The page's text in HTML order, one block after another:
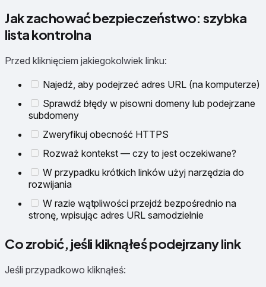
Jak zachować bezpieczeństwo: szybka
lista kontrolna
Przed kliknięciem jakiegokolwiek linku:
Najedź, aby podejrzeć adres URL (na komputerze)
Sprawdź błędy w pisowni domeny lub podejrzane
subdomeny
Zweryfikuj obecność HTTPS
Rozważ kontekst — czy to jest oczekiwane?
W przypadku krótkich linków użyj narzędzia do
rozwijania
W razie wątpliwości przejdź bezpośrednio na
stronę, wpisując adres URL samodzielnie
Co zrobić, jeśli kliknąłeś podejrzany link
Jeśli przypadkowo kliknąłeś: